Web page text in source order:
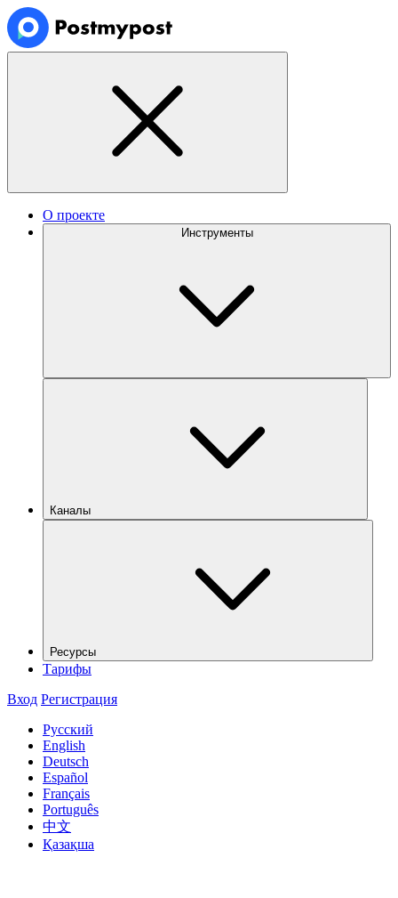
О проекте
Инструменты
Каналы
Ресурсы
Тарифы
Вход Регистрация
Русский
English
Deutsch
Español
Français
Português
中文
Қазақша